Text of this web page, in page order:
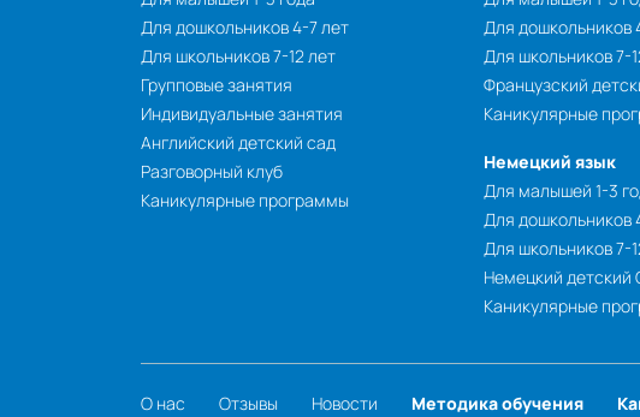
Для дошкольников 4-7 лет
Для школьников 7-12 лет
Групповые занятия
Индивидуальные занятия
Английский детский сад
Разговорный клуб
Каникулярные программы
Для дошкольников
Для школьников 7-
Французский
Каникулярные
Немецкий язык
Для малышей 1-3
Для дошкольников
Для школьников 7-
Немецкий детский
Каникулярные
О нас Отзывы Новости Методика обучения